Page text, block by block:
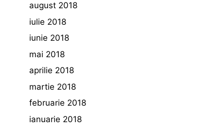
august 2018
iulie 2018
iunie 2018
mai 2018
aprilie 2018
martie 2018
februarie 2018
ianuarie 2018